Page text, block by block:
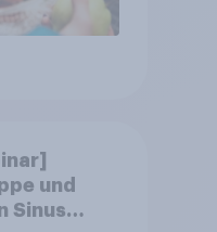
und
Sinus